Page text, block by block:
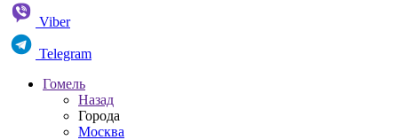
Viber
Telegram
Гомель
Назад
Города
Москва